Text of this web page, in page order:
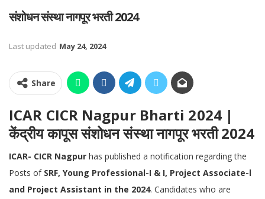
संशोधन संस्था नागपूर भरती 2024
Last updated May 24, 2024
Share
ICAR CICR Nagpur Bharti 2024 |
केंद्रीय कापूस संशोधन संस्था नागपूर भरती 2024
ICAR- CICR Nagpur has published a notification regarding the
Posts ofSRF, Young Professional-I & I, Project Associate-l
and Project Assistant in the 2024. Candidates who are